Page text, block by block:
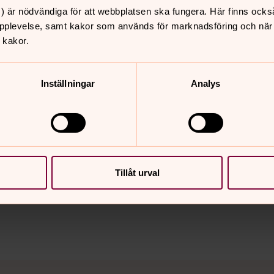
är nödvändiga för att webbplatsen ska fungera. Här finns
samt kakor som används för marknadsföring och
Inställningar Analys
Tillåt urval
Vånga kyrka, denna fjortonde
Rudholm och kantor Maria Tillberg.
på det lilla kugghjulet längst ner i
och klicka på ”svenska”.